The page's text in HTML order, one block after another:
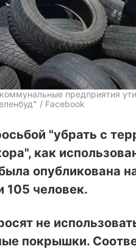
предприятия
/ Facebook
"убрать с
как
опубликована
105 человек.
не
покрышки.